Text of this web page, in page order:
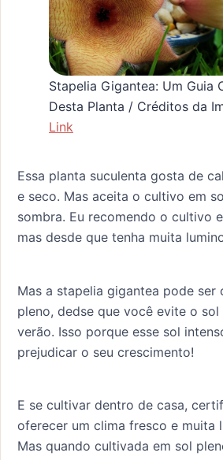
Stapelia Gigantea: Um Guia
Desta Planta / Créditos da
Link
Essa planta suculenta gosta de
e seco. Mas aceita o cultivo em
sombra. Eu recomendo o cultivo
mas desde que tenha muita
Mas a stapelia gigantea pode ser
pleno, dedse que você evite o
verão. Isso porque esse sol
prejudicar o seu crescimento!
E se cultivar dentro de casa,
oferecer um clima fresco e muita
Mas quando cultivada em sol